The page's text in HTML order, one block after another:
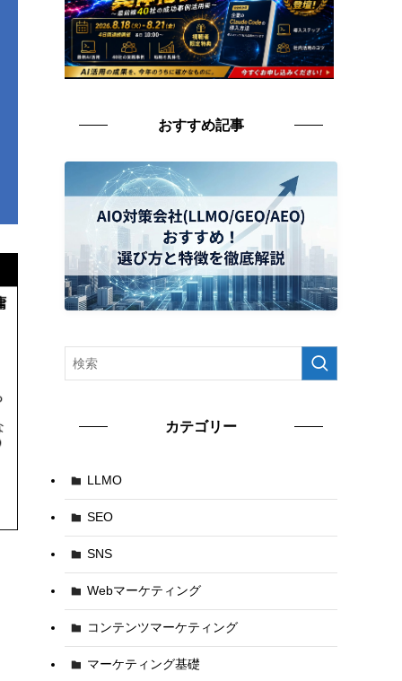
おすすめ記事
カテゴリー
LLMO
SEO
SNS
Webマーケティング
コンテンツマーケティング
マーケティング基礎